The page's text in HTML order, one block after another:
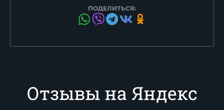
ПОДЕЛИТЬСЯ:
Отзывы на Яндекс